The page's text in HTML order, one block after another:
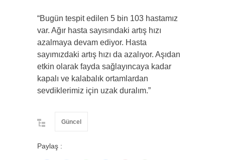
“Bugün tespit edilen 5 bin 103 hastamız
var. Ağır hasta sayısındaki artış hızı
azalmaya devam ediyor. Hasta
sayımızdaki artış hızı da azalıyor. Aşıdan
etkin olarak fayda sağlayıncaya kadar
kapalı ve kalabalık ortamlardan
sevdiklerimiz için uzak duralım.”
Güncel
Paylaş :